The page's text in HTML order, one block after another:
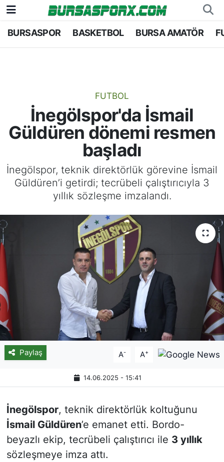
BURSASPOR BASKETBOL BURSA AMATÖR
FUTBOL
İnegölspor'da İsmail
Güldüren dönemi resmen
başladı
İnegölspor, teknik direktörlük görevine İsmail
Güldüren’i getirdi; tecrübeli çalıştırıcıyla 3
yıllık sözleşme imzalandı.
Paylaş A- A+
14.06.2025 - 15:41
İnegölspor, teknik direktörlük koltuğunu
İsmail Güldüren’e emanet etti. Bordo-
beyazlı ekip, tecrübeli çalıştırıcı ile 3 yıllık
sözleşmeye imza attı.
Bursaspor
Bursa Amatör
Hentbol
Voleybol
Bursa Nöbetçi Eczaneler
Bursa Trafik Yoğunluk Haritası
TFF 2.Lig Kırmızı Grup Puan Durumu ve Fikstür
Tüm Manşetler
Son Dakika Haberleri
Haber Arşivi